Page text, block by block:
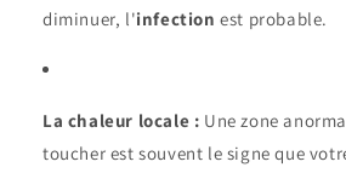
diminuer, l'infection est probable.
La chaleur locale : Une zone
toucher est souvent le signe que